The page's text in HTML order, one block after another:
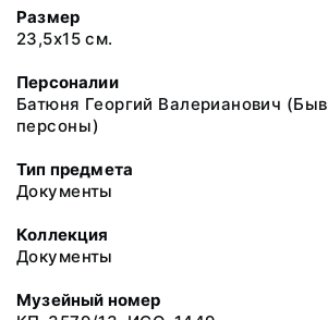
Размер
23,5х15 см.
Персоналии
Батюня Георгий Валерианович
персоны)
Тип предмета
Документы
Коллекция
Документы
Музейный номер